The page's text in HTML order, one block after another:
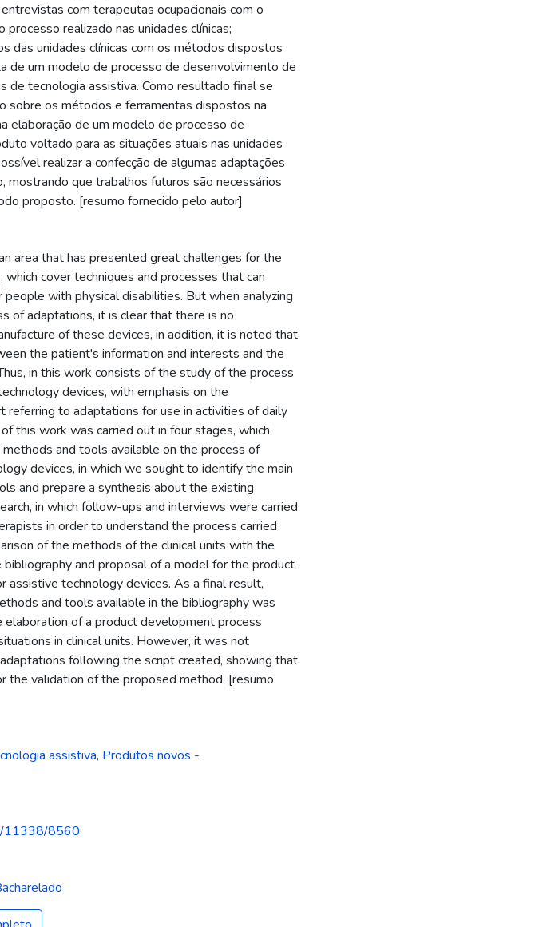
com terapeutas ocupacionais com o
realizado nas unidades clínicas;
das unidades clínicas com os métodos dispostos
de um modelo de processo de desenvolvimento de
de tecnologia assistiva. Como resultado final se
sobre os métodos e ferramentas dispostos na
elaboração de um modelo de processo de
voltado para as situações atuais nas unidades
realizar a confecção de algumas adaptações
mostrando que trabalhos futuros são necessários
proposto. [resumo fornecido pelo autor]
area that has presented great challenges for the
cover techniques and processes that can
with physical disabilities. But when analyzing
of adaptations, it is clear that there is no
of these devices, in addition, it is noted that
the patient's information and interests and the
in this work consists of the study of the process
devices, with emphasis on the
referring to adaptations for use in activities of daily
this work was carried out in four stages, which
and tools available on the process of
devices, in which we sought to identify the main
and prepare a synthesis about the existing
in which follow-ups and interviews were carried
in order to understand the process carried
of the methods of the clinical units with the
and proposal of a model for the product
assistive technology devices. As a final result,
and tools available in the bibliography was
elaboration of a product development process
in clinical units. However, it was not
following the script created, showing that
the validation of the proposed method. [resumo
assistiva, Produtos novos -
11338/8560